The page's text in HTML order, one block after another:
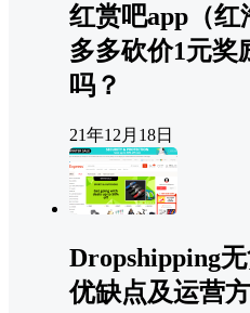
红赏吧app（红
多多砍价1元奖
吗？
21年12月18日
Dropshipping
优缺点及运营